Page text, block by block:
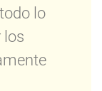
lo
los